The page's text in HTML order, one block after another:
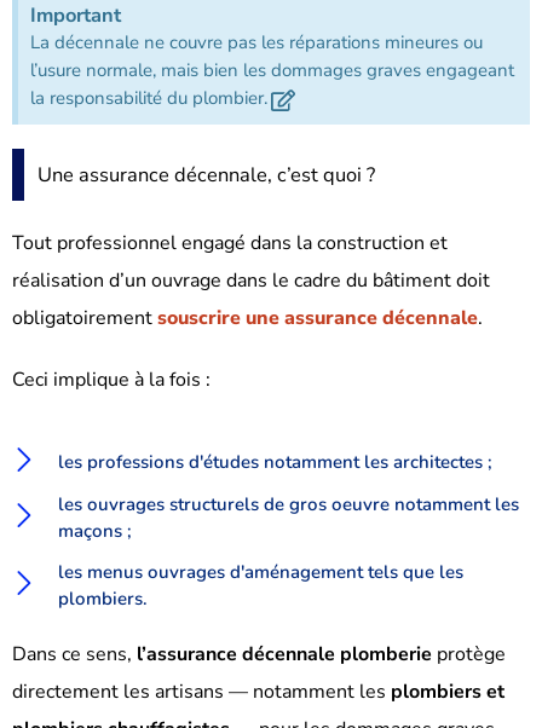
Important
La décennale ne couvre pas les réparations mineures ou
l’usure normale, mais bien les dommages graves engageant
la responsabilité du plombier.
Une assurance décennale, c’est quoi ?
Tout professionnel engagé dans la construction et
réalisation d’un ouvrage dans le cadre du bâtiment doit
obligatoirementsouscrire une assurance décennale.
Ceci implique à la fois :
les professions d'études notamment les architectes ;
les ouvrages structurels de gros oeuvre notamment les
maçons ;
les menus ouvrages d'aménagement tels que les
plombiers.
Dans ce sens, l’assurance décennale plomberie protège
directement les artisans — notamment les plombiers et